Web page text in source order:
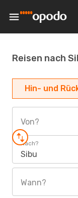
Reisen nach
Hin- und
Von?
Nach?
Sibu
Wann?